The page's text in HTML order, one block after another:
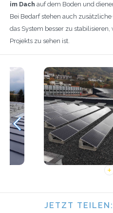
im Dach auf dem Boden und
Bei Bedarf stehen auch
das System besser zu stabilisieren,
Projekts zu sehen ist.
JETZT TEILEN: